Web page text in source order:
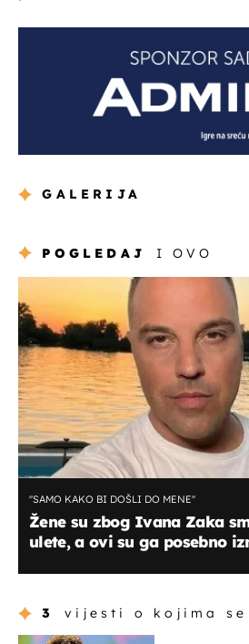
GALERIJA
POGLEDAJ I OVO
''SAMO KAKO BI DOŠLI DO MENE''
Žene su zbog Ivana Zaka
ulete, a ovi su ga posebno
3 vijesti o kojima se